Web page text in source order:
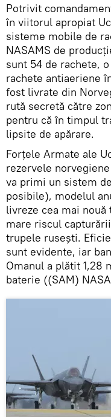
Potrivit
în viitorul apropiat
sisteme mobile de
NASAMS de
sunt 54 de rachete,
rachete antiaeriene
fost livrate din
rută secretă către
pentru că în timpul
lipsite de apărare.
Forțele Armate ale
rezervele
va primi un sistem
posibile), modelul
livreze cea mai
mare riscul
trupele rusești.
sunt evidente, iar
Omanul a plătit 1,28
baterie ((SAM)